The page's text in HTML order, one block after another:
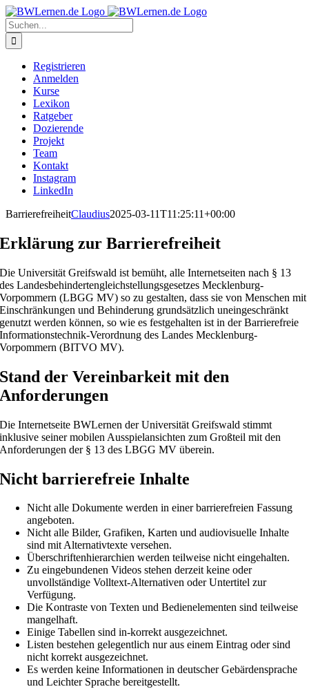
Zum
Inhalt
springen
Suche
nach:
Registrieren
Anmelden
Kurse
Lexikon
Ratgeber
Dozierende
Projekt
Team
Kontakt
Instagram
LinkedIn
BarrierefreiheitClaudius2025-03-11T11:25:11+00:00
Erklärung zur Barrierefreiheit
Die Universität Greifswald ist bemüht, alle Internetseiten nach § 13
des Landesbehindertengleichstellungsgesetzes Mecklenburg-
Vorpommern (LBGG MV) so zu gestalten, dass sie von Menschen mit
Einschränkungen und Behinderung grundsätzlich uneingeschränkt
genutzt werden können, so wie es festgehalten ist in der Barrierefreie
Informationstechnik-Verordnung des Landes Mecklenburg-
Vorpommern (BITVO MV).
Stand der Vereinbarkeit mit den
Anforderungen
Die Internetseite BWLernen der Universität Greifswald stimmt
inklusive seiner mobilen Ausspielansichten zum Großteil mit den
Anforderungen der § 13 des LBGG MV überein.
Nicht barrierefreie Inhalte
Nicht alle Dokumente werden in einer barrierefreien Fassung
angeboten.
Nicht alle Bilder, Grafiken, Karten und audiovisuelle Inhalte
sind mit Alternativtexte versehen.
Überschriftenhierarchien werden teilweise nicht eingehalten.
Zu eingebundenen Videos stehen derzeit keine oder
unvollständige Volltext-Alternativen oder Untertitel zur
Verfügung.
Die Kontraste von Texten und Bedienelementen sind teilweise
mangelhaft.
Einige Tabellen sind in-korrekt ausgezeichnet.
Listen bestehen gelegentlich nur aus einem Eintrag oder sind
nicht korrekt ausgezeichnet.
Es werden keine Informationen in deutscher Gebärdensprache
und Leichter Sprache bereitgestellt.